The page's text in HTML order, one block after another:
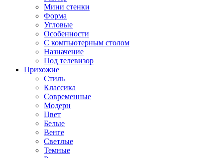
Мини стенки
Форма
Угловые
Особенности
С компьютерным столом
Назначение
Под телевизор
Прихожие
Стиль
Классика
Современные
Модерн
Цвет
Белые
Венге
Светлые
Темные